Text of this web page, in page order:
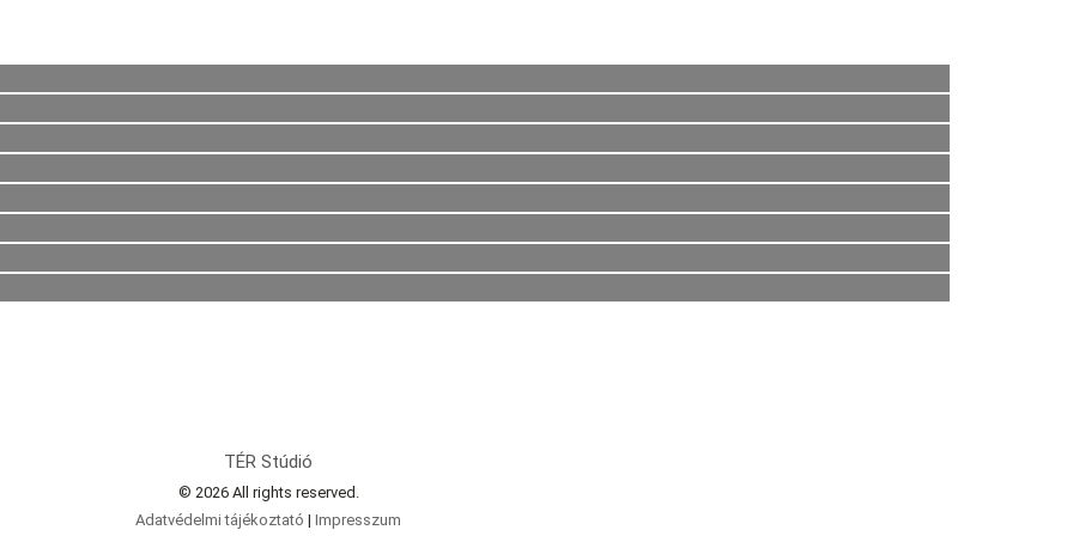
TÉR Stúdió
© 2026 All rights reserved.
Adatvédelmi tájékoztató | Impresszum